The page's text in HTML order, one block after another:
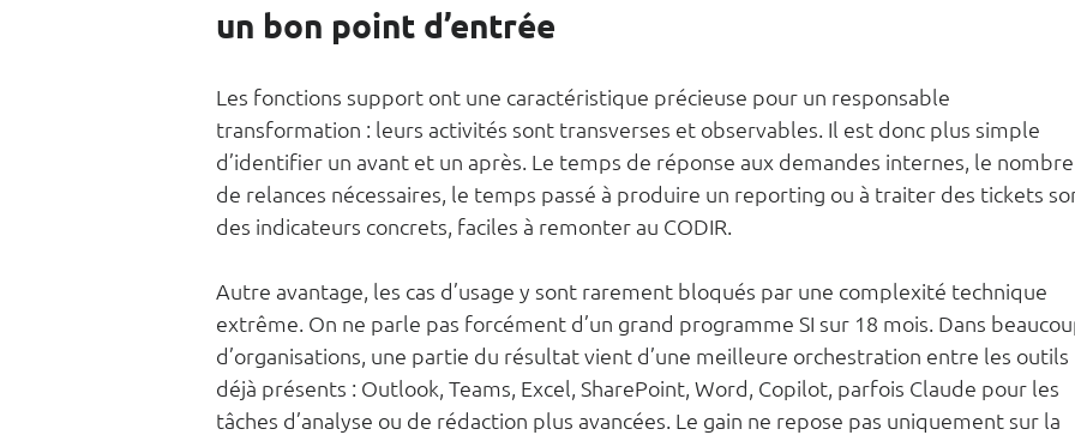
un bon point d’entrée
Les fonctions support ont une caractéristique précieuse pour un responsable
transformation : leurs activités sont transverses et observables. Il est donc plus simple
d’identifier un avant et un après. Le temps de réponse aux demandes internes, le nombre
de relances nécessaires, le temps passé à produire un reporting ou à traiter des tickets
des indicateurs concrets, faciles à remonter au CODIR.
Autre avantage, les cas d’usage y sont rarement bloqués par une complexité technique
extrême. On ne parle pas forcément d’un grand programme SI sur 18 mois. Dans
d’organisations, une partie du résultat vient d’une meilleure orchestration entre les outils
déjà présents : Outlook, Teams, Excel, SharePoint, Word, Copilot, parfois Claude pour les
tâches d’analyse ou de rédaction plus avancées. Le gain ne repose pas uniquement sur la